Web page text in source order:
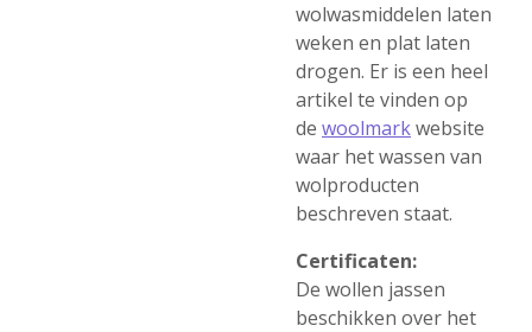
wolwasmiddelen laten
weken en plat laten
drogen. Er is een heel
artikel te vinden op
de woolmarkwebsite
waar het wassen van
wolproducten
beschreven staat.
Certificaten:
De wollen jassen
beschikken over het